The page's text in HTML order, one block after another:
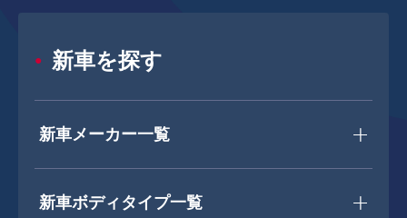
新車を探す
新車メーカー一覧
新車ボディタイプ一覧